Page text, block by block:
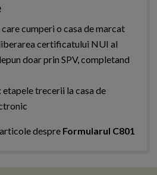
cumperi o casa de marcat
certificatului NUI al
doar prin SPV, completand
trecerii la casa de
despre Formularul C801